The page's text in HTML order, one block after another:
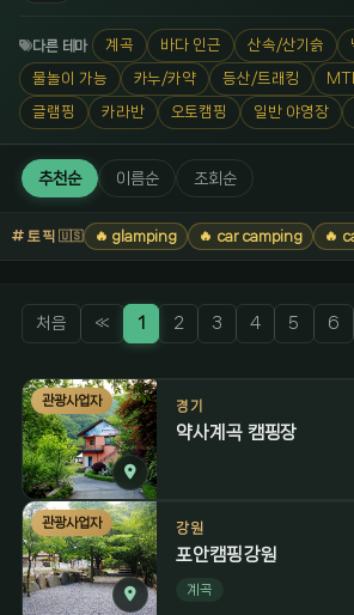
다른 테마 계곡 바다 인근 산속/산기슭
물놀이 가능 카누/카약 등산/트래킹
글램핑 카라반 오토캠핑 일반 야영장
추천순 이름순 조회순
토픽🇺🇸 🔥 glamping 🔥 car camping 🔥
처음 « 1 2 3 4 5 6
관광사업자 경기
약사계곡 캠핑장
관광사업자 강원
포안캠핑강원
계곡